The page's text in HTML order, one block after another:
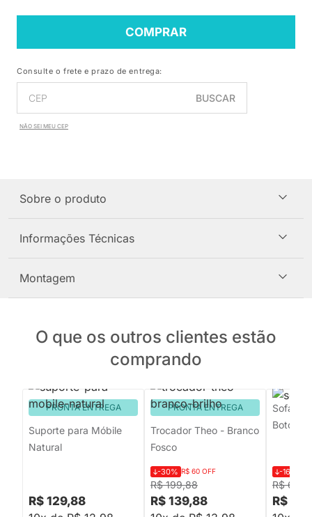
COMPRAR
Consulte o frete e prazo de entrega:
BUSCAR
NÃO SEI MEU CEP
Sobre o produto
Informações Técnicas
Montagem
O que os outros clientes estão
comprando
PRONTA ENTREGA
Suporte para Móbile
Natural
R$ 129,88
PRONTA ENTREGA
Trocador Theo - Branco
Fosco
R$ 199,88
-30% R$ 60 OFF
R$ 139,88
Sofá
Botonê
R$
-16%
R$